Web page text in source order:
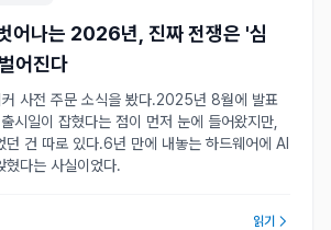
어나는 2026년, 진짜 전쟁은 '심
어진다
커 사전 주문 소식을 봤다.2025년 8월에 발표
시일이 잡혔다는 점이 먼저 눈에 들어왔지만,
던 건 따로 있다.6년 만에 내놓는 하드웨어에 AI
혔다는 사실이었다.
읽기